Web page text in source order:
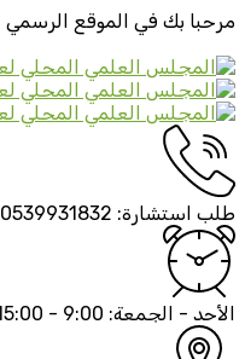
مرحبا بك في الموقع الرسمي
طلب استشارة: 0539931832
الأحد - الجمعة: 9:00 - 15:00